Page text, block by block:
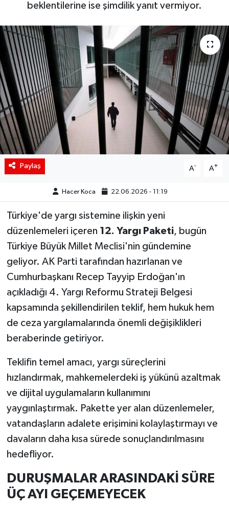
beklentilerine ise şimdilik yanıt vermiyor.
Paylaş A- A+
Hacer Koca 22.06.2026 - 11:19
Türkiye'de yargı sistemine ilişkin yeni
düzenlemeleri içeren 12. Yargı Paketi, bugün
Türkiye Büyük Millet Meclisi'nin gündemine
geliyor. AK Parti tarafından hazırlanan ve
Cumhurbaşkanı Recep Tayyip Erdoğan'ın
açıkladığı 4. Yargı Reformu Strateji Belgesi
kapsamında şekillendirilen teklif, hem hukuk hem
de ceza yargılamalarında önemli değişiklikleri
beraberinde getiriyor.
Teklifin temel amacı, yargı süreçlerini
hızlandırmak, mahkemelerdeki iş yükünü azaltmak
ve dijital uygulamaların kullanımını
yaygınlaştırmak. Pakette yer alan düzenlemeler,
vatandaşların adalete erişimini kolaylaştırmayı ve
davaların daha kısa sürede sonuçlandırılmasını
hedefliyor.
DURUŞMALAR ARASINDAKİ SÜRE
ÜÇ AYI GEÇEMEYECEK
Yaşam